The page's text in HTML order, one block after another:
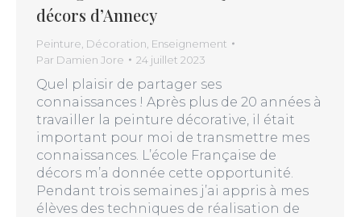
décors d’Annecy
Peinture Décoration Enseignement
Par Damien Jore 24 juillet 2023
Quel plaisir de partager ses
connaissances ! Après plus de 20 années à
travailler la peinture décorative, il était
important pour moi de transmettre mes
connaissances. L’école Française de
décors m’a donnée cette opportunité.
Pendant trois semaines j’ai appris à mes
élèves des techniques de réalisation de